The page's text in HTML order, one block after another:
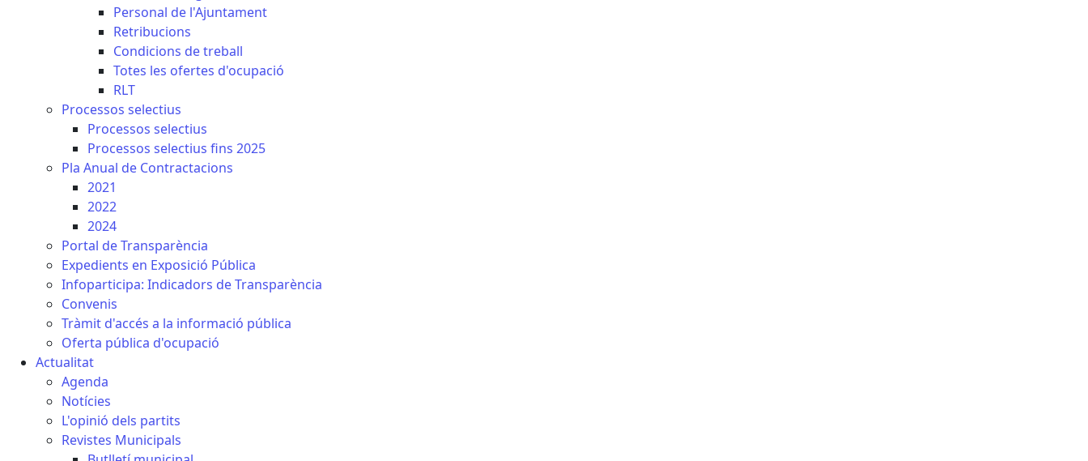
Personal de l'Ajuntament
Retribucions
Condicions de treball
Totes les ofertes d'ocupació
RLT
Processos selectius
Processos selectius
Processos selectius fins 2025
Pla Anual de Contractacions
2021
2022
2024
Portal de Transparència
Expedients en Exposició Pública
Infoparticipa: Indicadors de Transparència
Convenis
Tràmit d'accés a la informació pública
Oferta pública d'ocupació
Actualitat
Agenda
Notícies
L'opinió dels partits
Revistes Municipals